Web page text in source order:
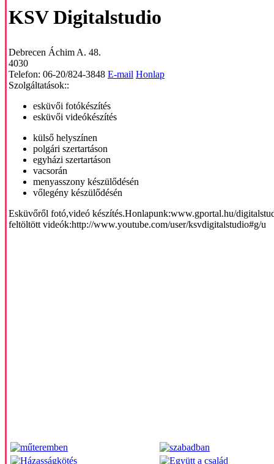
KSV Digitalstudio
Debrecen Áchim A. 48.
4030
Telefon: 06-20/824-3848 E-mail Honlap
Szolgáltatások::
esküvői fotókészítés
esküvői videókészítés
külső helyszínen
polgári szertartáson
egyházi szertartáson
vacsorán
menyasszony készülődésén
vőlegény készülődésén
Esküvőről fotó,videó készítés.Honlapunk:www.gportal.hu/
feltöltött videók:http://www.youtube.com/user/ksvdigitalstudio#g/u